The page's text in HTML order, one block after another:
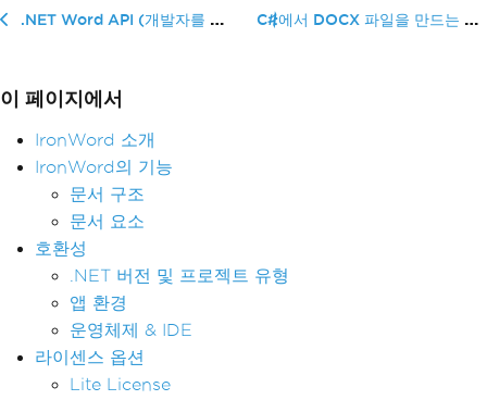
.NET Word API (개발자를 위한 작동 방식) C#에서 DOCX 파일을 만드는 방법
이 페이지에서
IronWord 소개
IronWord의 기능
문서 구조
문서 요소
호환성
.NET 버전 및 프로젝트 유형
앱 환경
운영체제 & IDE
라이센스 옵션
Lite License